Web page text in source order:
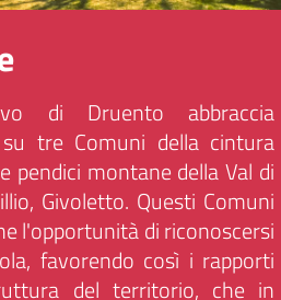
di Druento abbraccia
tre Comuni della cintura
pendici montane della Val di
Givoletto. Questi Comuni
l'opportunità di riconoscersi
favorendo così i rapporti
del territorio, che in